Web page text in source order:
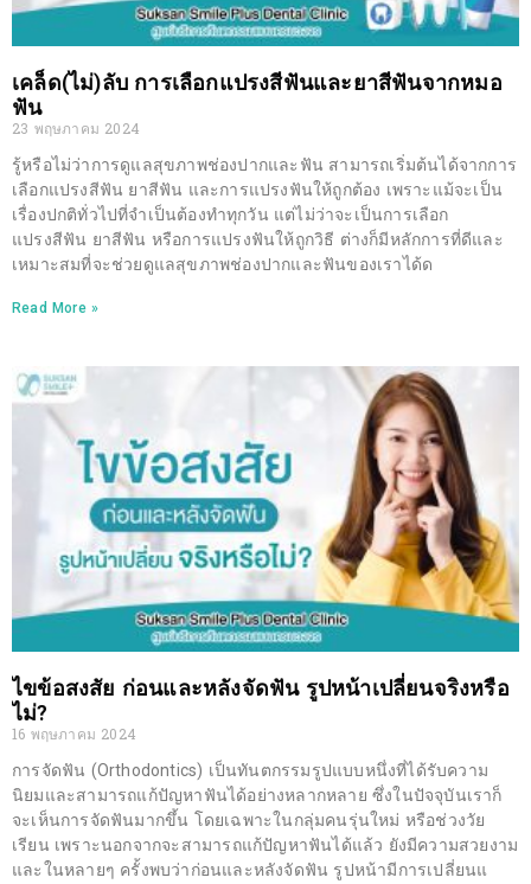
เคล็ด(ไม่)ลับ การเลือกแปรงสีฟันและยาสีฟันจากหมอ
ฟัน
23 พฤษภาคม 2024
รู้หรือไม่ว่าการดูแลสุขภาพช่องปากและฟัน สามารถเริ่มต้นได้จากการ
เลือกแปรงสีฟัน ยาสีฟัน และการแปรงฟันให้ถูกต้อง เพราะแม้จะเป็น
เรื่องปกติทั่วไปที่จำเป็นต้องทำทุกวัน แต่ไม่ว่าจะเป็นการเลือก
แปรงสีฟัน ยาสีฟัน หรือการแปรงฟันให้ถูกวิธี ต่างก็มีหลักการที่ดีและ
เหมาะสมที่จะช่วยดูแลสุขภาพช่องปากและฟันของเราได้ด
Read More »
ไขข้อสงสัย ก่อนและหลังจัดฟัน รูปหน้าเปลี่ยนจริงหรือ
ไม่?
16 พฤษภาคม 2024
การจัดฟัน (Orthodontics) เป็นทันตกรรมรูปแบบหนึ่งที่ได้รับความ
นิยมและสามารถแก้ปัญหาฟันได้อย่างหลากหลาย ซึ่งในปัจจุบันเราก็
จะเห็นการจัดฟันมากขึ้น โดยเฉพาะในกลุ่มคนรุ่นใหม่ หรือช่วงวัย
เรียน เพราะนอกจากจะสามารถแก้ปัญหาฟันได้แล้ว ยังมีความสวยงาม
และในหลายๆ ครั้งพบว่าก่อนและหลังจัดฟัน รูปหน้ามีการเปลี่ยนแ